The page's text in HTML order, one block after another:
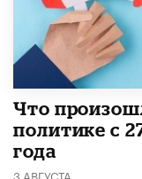
​Что
политике с
года
3 АВГУСТА